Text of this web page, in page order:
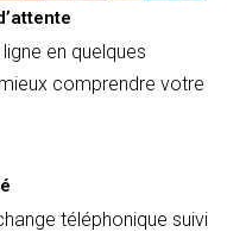
en quelques
comprendre votre
téléphonique suivi